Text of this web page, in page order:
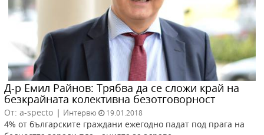
Д-р Емил Райнов: Трябва да се сложи край на
безкрайната колективна безотговорност
От: a-specto | Интервю 19.01.2018
4% от българските граждани ежегодно падат под прага на